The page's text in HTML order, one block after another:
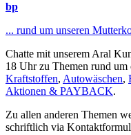
bp
... rund um unseren
Chatte mit unserem Aral
18 Uhr zu Themen rund
Kraftstoffen, Autowäschen,
Aktionen & PAYBACK.
Zu allen anderen Themen
schriftlich via